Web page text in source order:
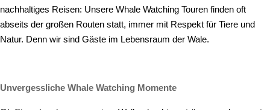
nachhaltiges Reisen: Unsere Whale Watching Touren finden oft
abseits der großen Routen statt, immer mit Respekt für Tiere und
Natur. Denn wir sind Gäste im Lebensraum der Wale.
Unvergessliche Whale Watching Momente